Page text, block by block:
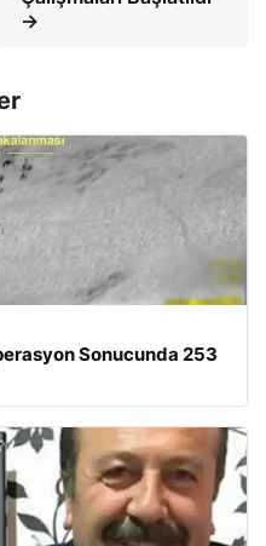
→
Sonucunda 253